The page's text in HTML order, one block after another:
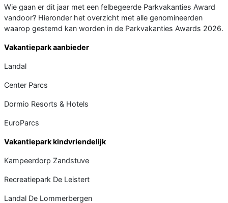
Wie gaan er dit jaar met een felbegeerde Parkvakanties Award
vandoor? Hieronder het overzicht met alle genomineerden
waarop gestemd kan worden in de Parkvakanties Awards 2026.
Vakantiepark aanbieder
Landal
Center Parcs
Dormio Resorts & Hotels
EuroParcs
Vakantiepark kindvriendelijk
Kampeerdorp Zandstuve
Recreatiepark De Leistert
Landal De Lommerbergen